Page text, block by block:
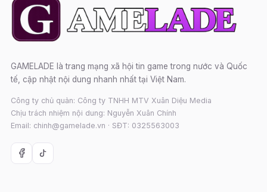
GAMELADE là trang mạng xã hội tin game trong nước và Quốc
tế, cập nhật nội dung nhanh nhất tại Việt Nam.
Công ty chủ quản: Công ty TNHH MTV Xuân Diệu Media
Chịu trách nhiệm nội dung: Nguyễn Xuân Chính
Email: chinh@gamelade.vn · SĐT: 0325563003